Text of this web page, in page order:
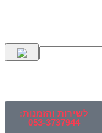
לשירות והזמנות:
053-3737944